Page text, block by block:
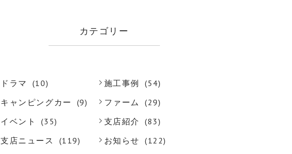
カテゴリー
ドラマ (10) 施工事例
(54)
キャンピングカー
(9) ファーム
(29)
イベント
(35) 支店紹介
(83)
支店ニュース
(119) お知らせ (122)